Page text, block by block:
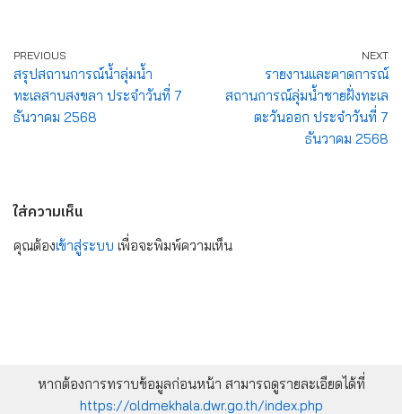
PREVIOUS
สรุปสถานการณ์น้ำลุ่มน้ำ
ทะเลสาบสงขลา ประจำวันที่ 7
ธันวาคม 2568
NEXT
รายงานและคาดการณ์
สถานการณ์ลุ่มน้ำชายฝั่งทะเล
ตะวันออก ประจำวันที่ 7
ธันวาคม 2568
ใส่ความเห็น
คุณต้องเข้าสู่ระบบ เพื่อจะพิมพ์ความเห็น
หากต้องการทราบข้อมูลก่อนหน้า สามารถดูรายละเอียดได้ที่
https://oldmekhala.dwr.go.th/index.php